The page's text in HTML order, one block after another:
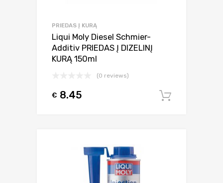
PRIEDAS Į KURĄ
Liqui Moly Diesel Schmier-
Additiv PRIEDAS Į DIZELINĮ
KURĄ 150ml
(0 reviews)
€ 8.45